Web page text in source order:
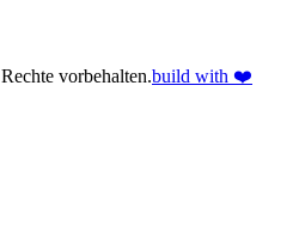
vorbehalten.build with ❤️